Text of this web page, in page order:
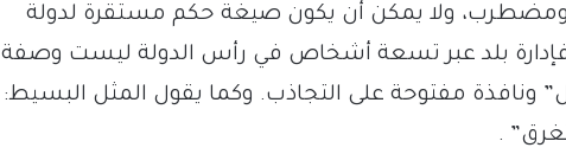
ومضطرب، ولا يمكن أن يكون صيغة حكم مستقرة لدولة
بلد عبر تسعة أشخاص في رأس الدولة ليست وصفة
ونافذة مفتوحة على التجاذب. وكما يقول المثل البسيط:
.